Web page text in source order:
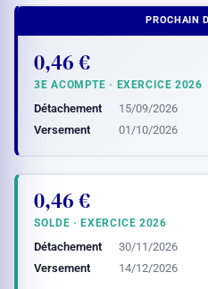
PROCHAIN
0,46 €
3E ACOMPTE · EXERCICE 2026
Détachement
15/09/2026
Versement
01/10/2026
0,46 €
SOLDE · EXERCICE 2026
Détachement
30/11/2026
Versement
14/12/2026